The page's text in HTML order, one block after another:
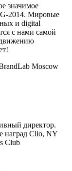
значимое
2014. Мировые
и digital
с нами самой
Moscow
директор.
наград Clio, NY
Club